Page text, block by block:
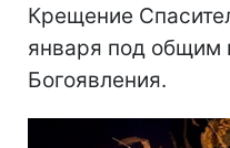
Крещение
января под общим
Богоявления.